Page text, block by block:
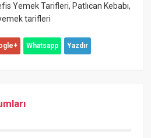
Yemek Tarifleri, Patlıcan Kebabı,
tarifleri
Whatsapp Yazdır